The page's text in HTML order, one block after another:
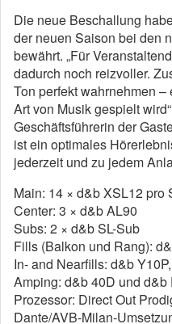
Die neue Beschallung
der neuen Saison bei den
bewährt. „Für
dadurch noch reizvoller.
Ton perfekt wahrnehmen
Art von Musik gespielt
Geschäftsführerin der
ist ein optimales
jederzeit und zu jedem
Main: 14 × d&b XSL12 pro
Center: 3 × d&b AL90
Subs: 2 × d&b SL-Sub
Fills (Balkon und Rang):
In- and Nearfills: d&b
Amping: d&b 40D und d&b
Prozessor: Direct Out
Dante/AVB-Milan-